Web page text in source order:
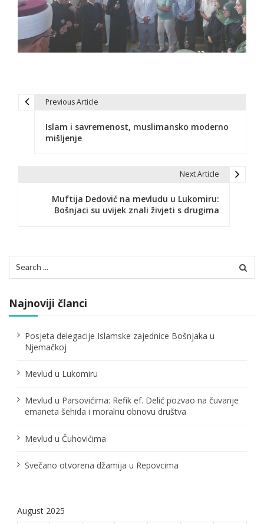
i
j
a
a
a
k
Previous Article
Islam i savremenost, muslimansko moderno
mišljenje
Next Article
Muftija Dedović na mevludu u Lukomiru:
Bošnjaci su uvijek znali živjeti s drugima
for:
Najnoviji članci
Posjeta delegacije Islamske zajednice Bošnjaka u
Njemačkoj
Mevlud u Lukomiru
Mevlud u Parsovićima: Refik ef. Delić pozvao na čuvanje
emaneta šehida i moralnu obnovu društva
Mevlud u Čuhovićima
Svečano otvorena džamija u Repovcima
August 2025